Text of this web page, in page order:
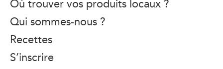
Qui sommes-nous ?
Recettes
S’inscrire